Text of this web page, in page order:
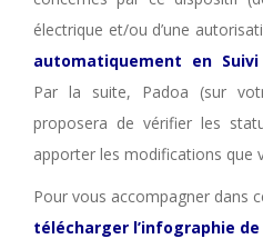
électrique et/ou d’une
automatiquement en
Par la suite, Padoa (sur
proposera de vérifier les
apporter les modifications que
Pour vous accompagner dans
télécharger l’infographie de